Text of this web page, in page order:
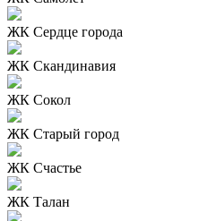
ЖК Сердце города
ЖК Скандинавия
ЖК Сокол
ЖК Старый город
ЖК Счастье
ЖК Талан